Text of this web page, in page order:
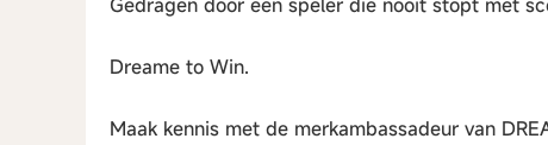
Dreame to Win.
Maak kennis met de merkambassadeur van